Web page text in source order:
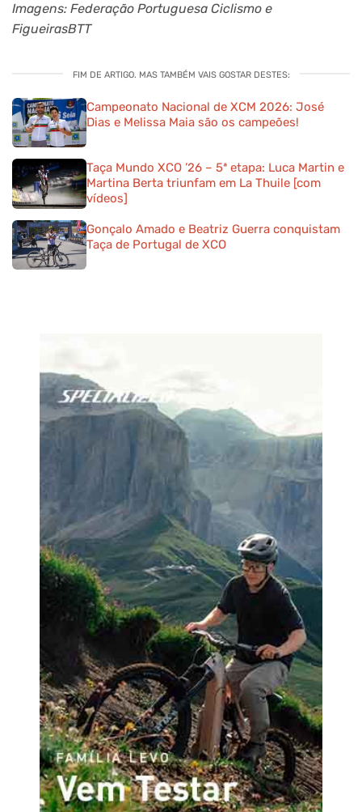
Imagens: Federação Portuguesa Ciclismo e
FigueirasBTT
FIM DE ARTIGO. MAS TAMBÉM VAIS GOSTAR DESTES:
Campeonato Nacional de XCM 2026: José
Dias e Melissa Maia são os campeões!
Taça Mundo XCO ’26 – 5ª etapa: Luca Martin e
Martina Berta triunfam em La Thuile [com
vídeos]
Gonçalo Amado e Beatriz Guerra conquistam
Taça de Portugal de XCO